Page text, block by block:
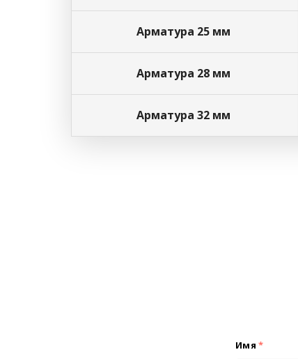
Арматура 25 мм
Арматура 28 мм
Арматура 32 мм
Имя *